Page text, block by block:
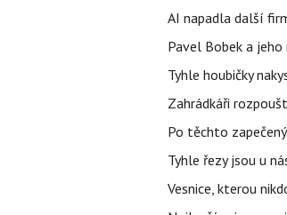
AI napadla další
Pavel Bobek a
Tyhle houbičky
Zahrádkáři
Po těchto
Tyhle řezy jsou u
Vesnice, kterou